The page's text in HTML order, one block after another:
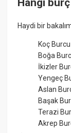
Hangi
Haydi bir
Koç
Boğa
İkizler
Yengeç
Aslan
Başak
Terazi
Akrep